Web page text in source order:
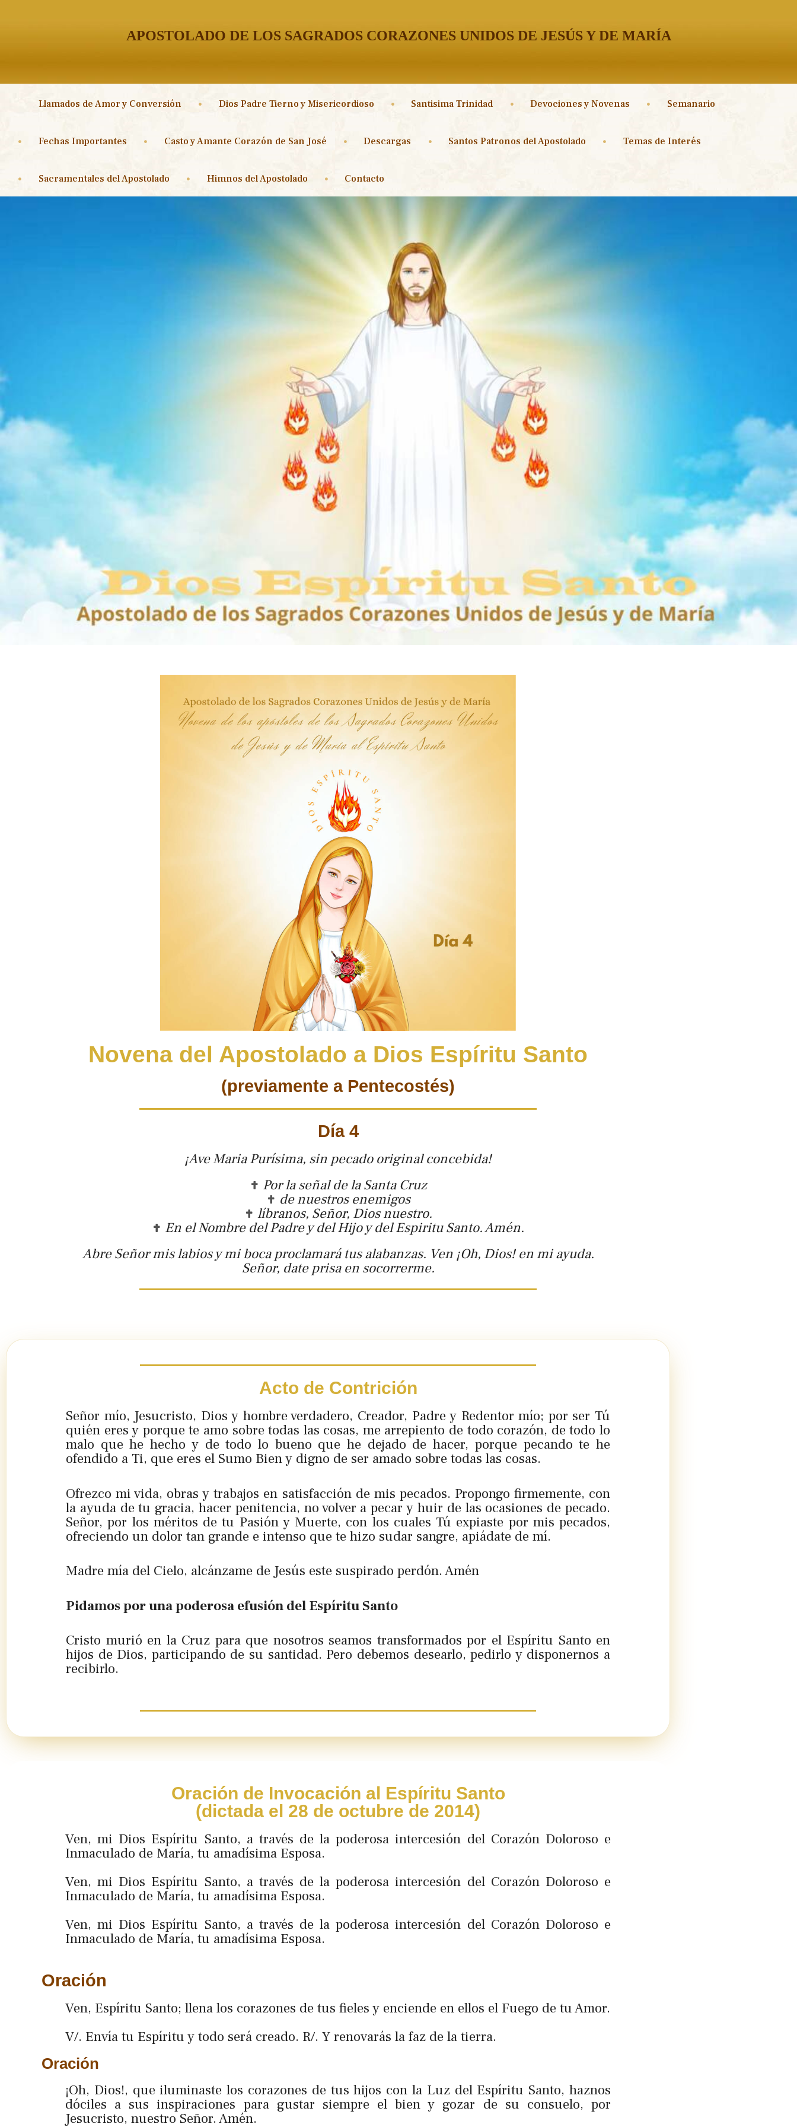
APOSTOLADO DE LOS SAGRADOS CORAZONES UNIDOS DE JESÚS Y DE MARÍA
Llamados de Amor y Conversión Dios Padre Tierno y Misericordioso Santisima Trinidad Devociones y Novenas Semanario
Fechas Importantes Casto y Amante Corazón de San José Descargas Santos Patronos del Apostolado Temas de Interés
Sacramentales del Apostolado Himnos del Apostolado Contacto
APOSTOLADO DE LOS SAGRADOS CORAZONES UNIDOS DE
JESÚS Y DE MARÍA
Novena del Apostolado a Dios Espíritu Santo
(previamente a Pentecostés)
Día 4
¡Ave Maria Purísima, sin pecado original concebida!
Por la señal de la Santa Cruz
de nuestros enemigos
líbranos, Señor, Dios nuestro.
En el Nombre del Padre y del Hijo y del Espiritu Santo. Amén.
Abre Señor mis labios y mi boca proclamará tus alabanzas. Ven ¡Oh, Dios! en mi ayuda.
Señor, date prisa en socorrerme.
Acto de Contrición
Señor mío, Jesucristo, Dios y hombre verdadero, Creador, Padre y Redentor mío; por ser Tú
quién eres y porque te amo sobre todas las cosas, me arrepiento de todo corazón, de todo lo
malo que he hecho y de todo lo bueno que he dejado de hacer, porque pecando te he
ofendido a Ti, que eres el Sumo Bien y digno de ser amado sobre todas las cosas.
Ofrezco mi vida, obras y trabajos en satisfacción de mis pecados. Propongo firmemente, con
la ayuda de tu gracia, hacer penitencia, no volver a pecar y huir de las ocasiones de pecado.
Señor, por los méritos de tu Pasión y Muerte, con los cuales Tú expiaste por mis pecados,
ofreciendo un dolor tan grande e intenso que te hizo sudar sangre, apiádate de mí.
Madre mía del Cielo, alcánzame de Jesús este suspirado perdón. Amén
Pidamos por una poderosa efusión del Espíritu Santo
Cristo murió en la Cruz para que nosotros seamos transformados por el Espíritu Santo en
hijos de Dios, participando de su santidad. Pero debemos desearlo, pedirlo y disponernos a
recibirlo.
Oración de Invocación al Espíritu Santo
(dictada el 28 de octubre de 2014)
Ven, mi Dios Espíritu Santo, a través de la poderosa intercesión del Corazón Doloroso e
Inmaculado de María, tu amadísima Esposa.
Ven, mi Dios Espíritu Santo, a través de la poderosa intercesión del Corazón Doloroso e
Inmaculado de María, tu amadísima Esposa.
Ven, mi Dios Espíritu Santo, a través de la poderosa intercesión del Corazón Doloroso e
Inmaculado de María, tu amadísima Esposa.
Oración
Ven, Espíritu Santo; llena los corazones de tus fieles y enciende en ellos el Fuego de tu Amor.
V/. Envía tu Espíritu y todo será creado. R/. Y renovarás la faz de la tierra.
Oración
¡Oh, Dios!, que iluminaste los corazones de tus hijos con la Luz del Espíritu Santo, haznos
dóciles a sus inspiraciones para gustar siempre el bien y gozar de su consuelo, por
Jesucristo, nuestro Señor. Amén.